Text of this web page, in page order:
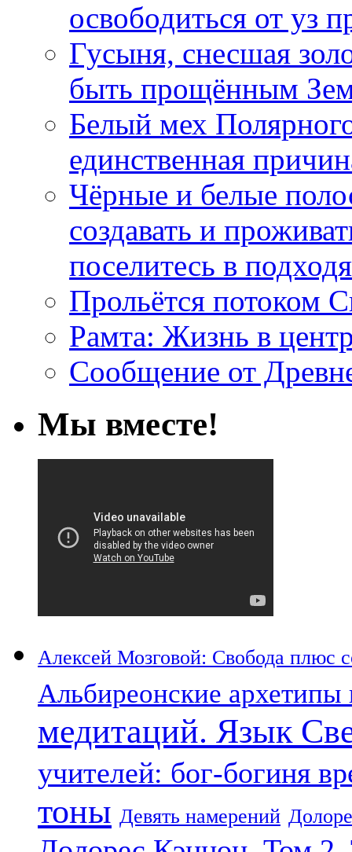
освободиться от уз
Гусыня, снесшая
быть прощённым
Белый мех
единственная
Чёрные и белые
создавать и
поселитесь в
Прольётся потоком
Рамта: Жизнь в
Сообщение от
Мы вместе!
Алексей Мозговой: Свобода плюс
Альбиреонские
медитаций. Язык
учителей: бог-богиня
тоны Девять намерений